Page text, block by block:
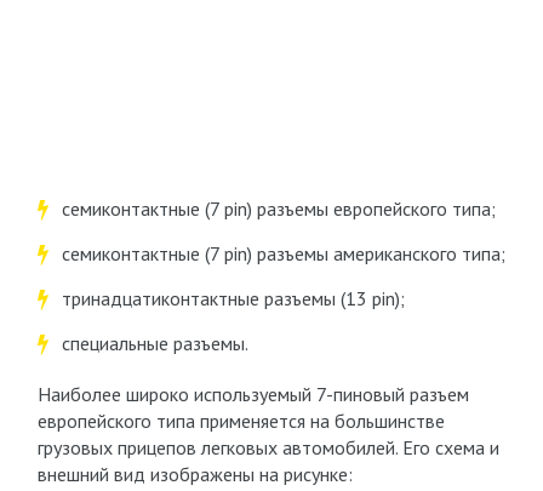
cемиконтактные (7 pin) разъемы европейского типа;
семиконтактные (7 pin) разъемы американского типа;
тринадцатиконтактные разъемы (13 pin);
специальные разъемы.
Наиболее широко используемый 7-пиновый разъем
европейского типа применяется на большинстве
грузовых прицепов легковых автомобилей. Его схема и
внешний вид изображены на рисунке: